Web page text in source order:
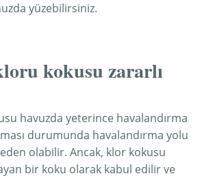
yüzebilirsiniz.
kokusu zararlı
havuzda yeterince havalandırma
durumunda havalandırma yolu
olabilir. Ancak, klor kokusu
bir koku olarak kabul edilir ve